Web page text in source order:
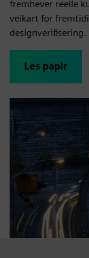
fremhever reelle
veikart for
designverifisering.
Les papir